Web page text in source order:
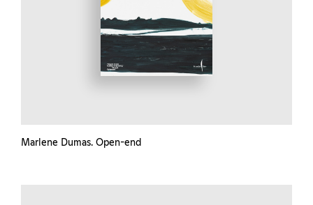
Marlene Dumas. Open-end